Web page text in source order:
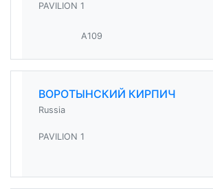
PAVILION 1
A109
ВОРОТЫНСКИЙ КИРПИЧ
Russia
PAVILION 1